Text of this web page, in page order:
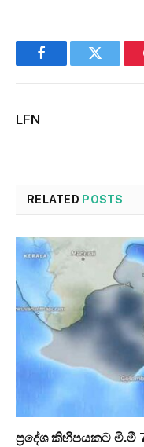
FacebookTwitter
LFN
RELATED POSTS
ප්‍රදේශ කිහිපයකට මි.මී